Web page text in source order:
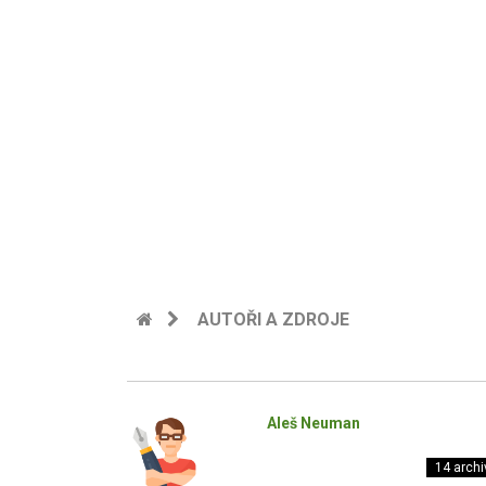
AUTOŘI A ZDROJE
Aleš Neuman
14